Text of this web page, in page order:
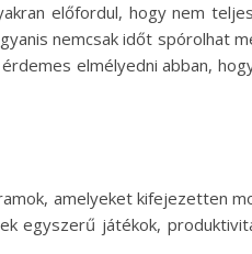
előfordul, hogy nem
nemcsak időt spórolhat
elmélyedni abban,
amelyeket kifejezetten
egyszerű játékok,